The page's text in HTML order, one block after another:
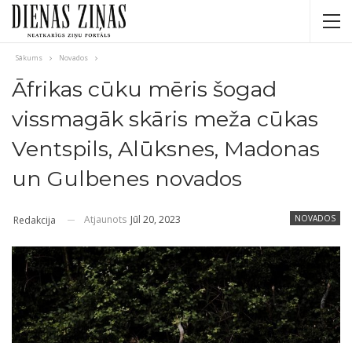
Sākums Novados
Āfrikas cūku mēris šogad
vissmagāk skāris meža cūkas
Ventspils, Alūksnes, Madonas
un Gulbenes novados
NOVADOS
Redakcija Atjaunots Jūl 20, 2023